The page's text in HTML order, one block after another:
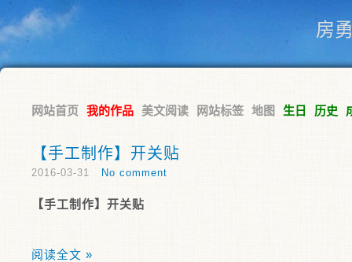
房
网站首页 我的作品 美文阅读 网站标签 地图 生日 历史
【手工制作】开关贴
2016-03-31 No comment
【手工制作】开关贴
阅读全文 »